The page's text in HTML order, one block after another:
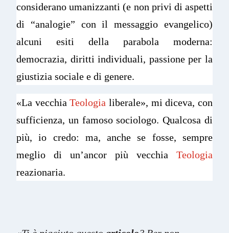
considerano umanizzanti (e non privi di aspetti
di “analogie” con il messaggio evangelico)
alcuni esiti della parabola moderna:
democrazia, diritti individuali, passione per la
giustizia sociale e di genere.
«La vecchiaTeologia liberale», mi diceva, con
sufficienza, un famoso sociologo. Qualcosa di
più, io credo: ma, anche se fosse, sempre
meglio di un’ancor più vecchia Teologia
reazionaria.